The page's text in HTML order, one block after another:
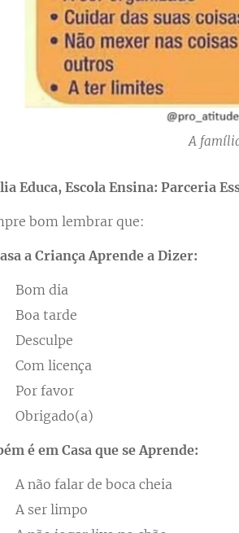
A
Educa, Escola Ensina: Parceria
bom lembrar que:
a Criança Aprende a Dizer:
Bom dia
Boa tarde
Desculpe
Com licença
Por favor
Obrigado(a)
é em Casa que se Aprende:
A não falar de boca cheia
A ser limpo